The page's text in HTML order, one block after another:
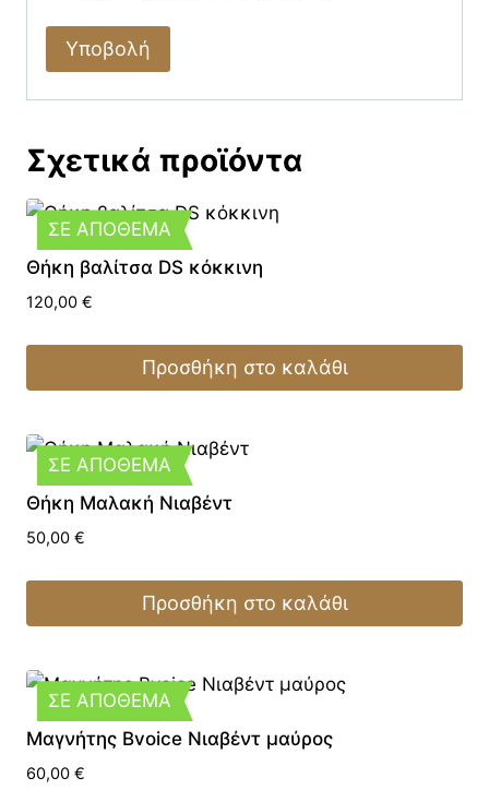
Σχετικά προϊόντα
ΣΕ ΑΠΟΘΕΜΑ
Θήκη βαλίτσα DS κόκκινη
120,00 €
Προσθήκη στο καλάθι
ΣΕ ΑΠΟΘΕΜΑ
Θήκη Μαλακή Νιαβέντ
50,00 €
Προσθήκη στο καλάθι
ΣΕ ΑΠΟΘΕΜΑ
Μαγνήτης Bvoice Νιαβέντ μαύρος
60,00 €